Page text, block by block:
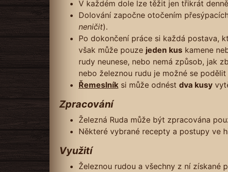
V každém dole lze těžit jen třikrát
Dolování započne otočením
neničit).
Po dokončení práce si každá postava,
však může pouze jeden kus kamene
rudy neunese, nebo nemá způsob, jak
nebo železnou rudu je možné se
Řemeslník si může odnést dva kusy
Zpracování
Železná Ruda může být zpracována
Některé vybrané recepty a postupy ve
Využití
Železnou rudou a všechny z ní